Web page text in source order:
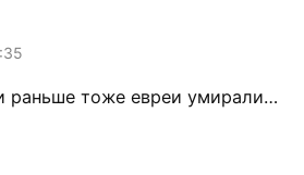
раньше тоже евреи умирали…